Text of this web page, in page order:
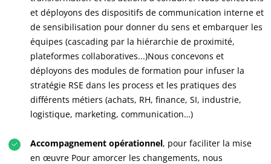
Agir via nos prestations
Progresser avec nos équipes
S’investir pour notre environnement
et déployons des dispositifs de communication interne et
de sensibilisation pour donner du sens et embarquer les
équipes (cascading par la hiérarchie de proximité,
plateformes collaboratives...)Nous concevons et
déployons des modules de formation pour infuser la
stratégie RSE dans les process et les pratiques des
différents métiers (achats, RH, finance, SI, industrie,
logistique, marketing, communication…)
Accompagnement opérationnel, pour faciliter la mise
en œuvre Pour amorcer les changements, nous